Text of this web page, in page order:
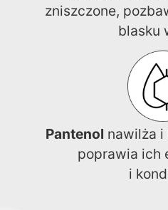
zniszczone,
blasku
Pantenol nawilża i
poprawia ich
i